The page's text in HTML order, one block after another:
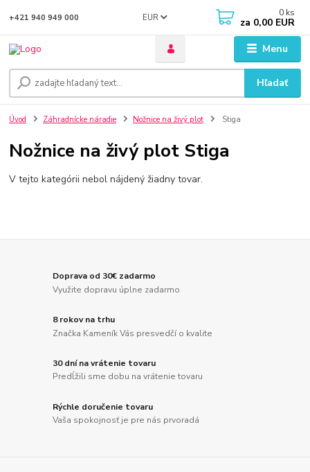
Menu
EUR
Hľadať
+421 940 949 000 0 ks
za 0,00 EUR
Úvod Záhradnícke náradie Nožnice na živý plot Stiga
Nožnice na živý plot Stiga
V tejto kategórii nebol nájdený žiadny tovar.
Doprava od 30€ zadarmo
Využite dopravu úplne zadarmo
8 rokov na trhu
Značka Kameník Vás presvedčí o kvalite
30 dní na vrátenie tovaru
Predĺžili sme dobu na vrátenie tovaru
Rýchle doručenie tovaru
Vaša spokojnosť je pre nás prvoradá